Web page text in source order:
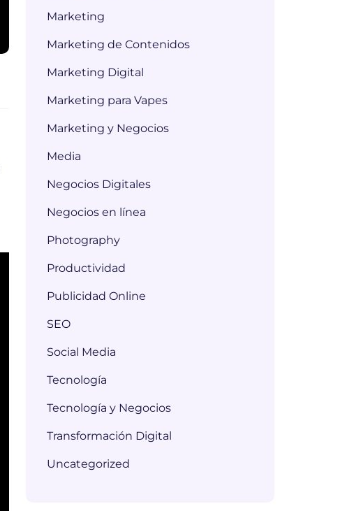
Marketing
Marketing de Contenidos
Marketing Digital
Marketing para Vapes
Marketing y Negocios
Media
Negocios Digitales
Negocios en línea
Photography
Productividad
Publicidad Online
SEO
Social Media
Tecnología
Tecnología y Negocios
Transformación Digital
Uncategorized